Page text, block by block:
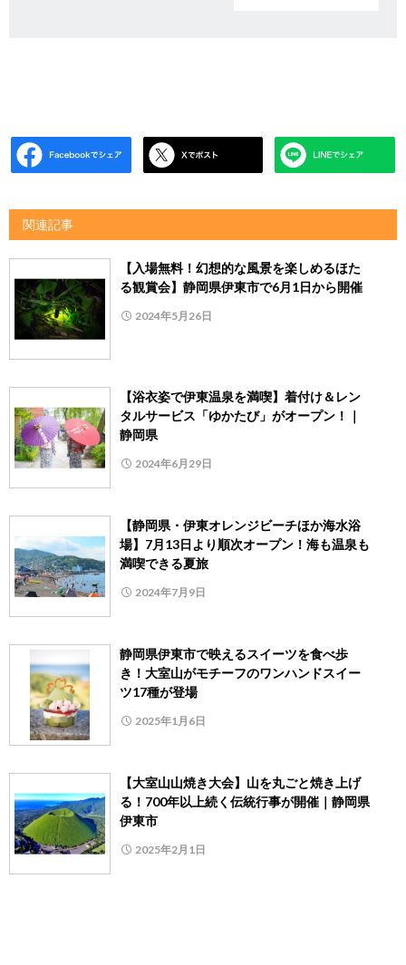
関連記事
【入場無料！幻想的な風景を楽しめるほた
る観賞会】静岡県伊東市で6月1日から開催
2024年5月26日
【浴衣姿で伊東温泉を満喫】着付け＆レン
タルサービス「ゆかたび」がオープン！｜
静岡県
2024年6月29日
【静岡県・伊東オレンジビーチほか海水浴
場】7月13日より順次オープン！海も温泉も
満喫できる夏旅
2024年7月9日
静岡県伊東市で映えるスイーツを食べ歩
き！大室山がモチーフのワンハンドスイー
ツ17種が登場
2025年1月6日
【大室山山焼き大会】山を丸ごと焼き上げ
る！700年以上続く伝統行事が開催｜静岡県
伊東市
2025年2月1日